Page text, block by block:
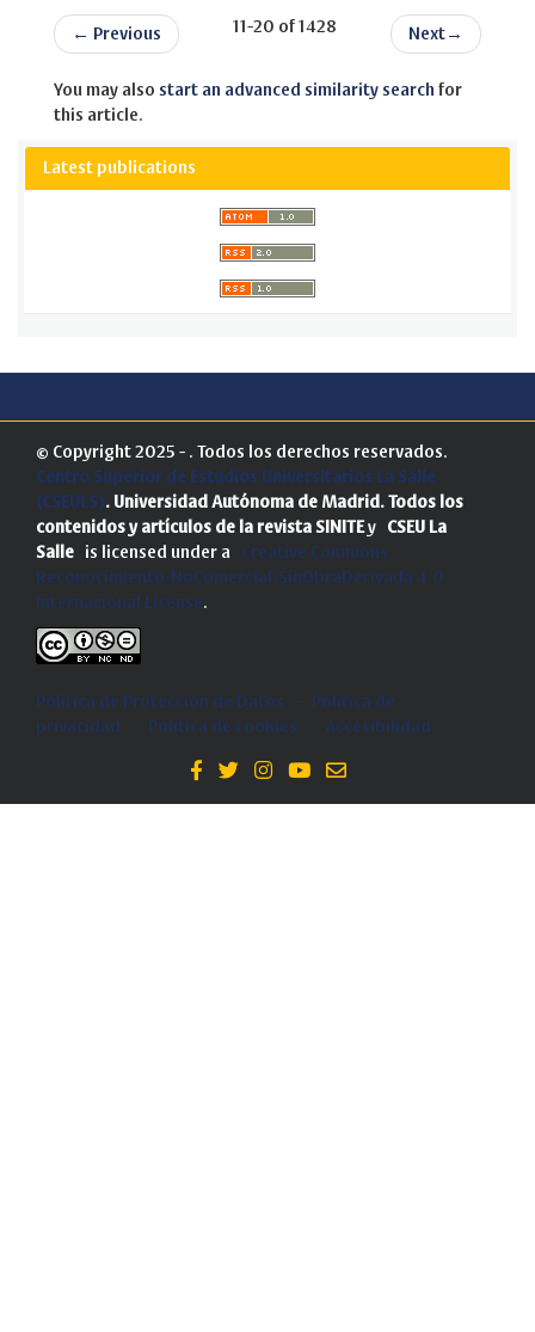
← Previous 11-20 of 1428 Next →
You may also start an advanced similarity search for
this article.
Latest publications
© Copyright 2025 - . Todos los derechos reservados.
Centro Superior de Estudios Universitarios La Salle
(CSEULS). Universidad Autónoma de Madrid. Todos los
contenidos y artículos de la revista SINITEy CSEU La
Salle is licensed under a Creative Commons
Reconocimiento-NoComercial-SinObraDerivada 4.0
Internacional License.
Política de Protección de Datos - Politica de
privacidad
- Política de cookies - Accesibilidad